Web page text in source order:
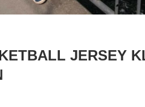
JERSEY